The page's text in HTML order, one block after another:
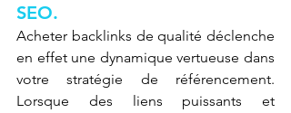
SEO.
Acheter backlinks de qualité déclenche
en effet une dynamique vertueuse dans
votre stratégie de référencement.
Lorsque des liens puissants et